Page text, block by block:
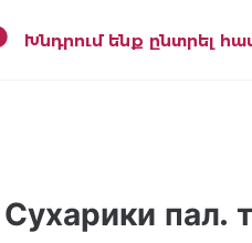
Խնդրում ենք ընտրել
Сухарики пал.